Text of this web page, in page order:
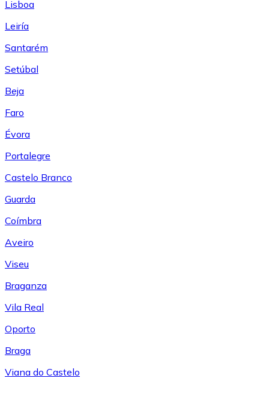
Lisboa
Leiría
Santarém
Setúbal
Beja
Faro
Évora
Portalegre
Castelo Branco
Guarda
Coímbra
Aveiro
Viseu
Braganza
Vila Real
Oporto
Braga
Viana do Castelo